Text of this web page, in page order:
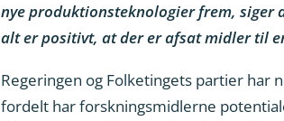
nye produktionsteknologier frem, siger
alt er positivt, at der er afsat midler til
Regeringen og Folketingets partier har
fordelt har forskningsmidlerne